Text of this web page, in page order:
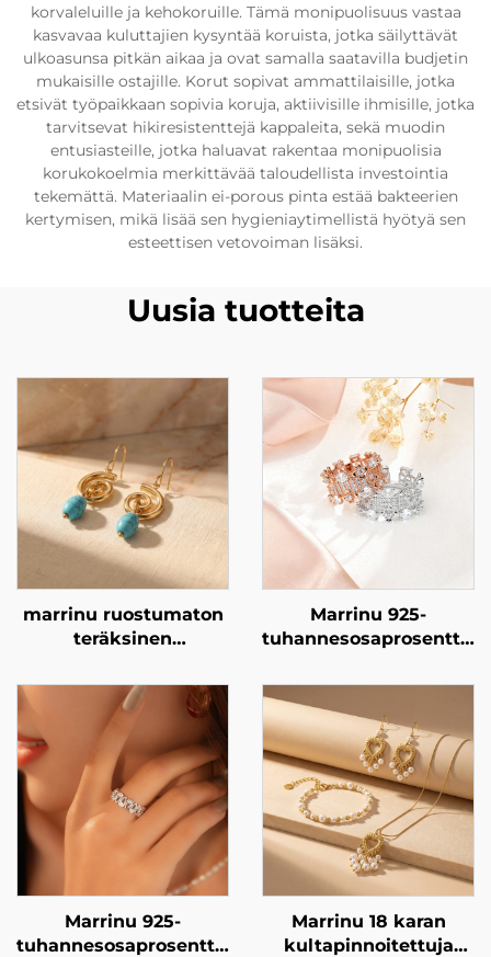
korvaleluille ja kehokoruille. Tämä monipuolisuus vastaa
kasvavaa kuluttajien kysyntää koruista, jotka säilyttävät
ulkoasunsa pitkän aikaa ja ovat samalla saatavilla budjetin
mukaisille ostajille. Korut sopivat ammattilaisille, jotka
etsivät työpaikkaan sopivia koruja, aktiivisille ihmisille, jotka
tarvitsevat hikiresistenttejä kappaleita, sekä muodin
entusiasteille, jotka haluavat rakentaa monipuolisia
korukokoelmia merkittävää taloudellista investointia
tekemättä. Materiaalin ei-porous pinta estää bakteerien
kertymisen, mikä lisää sen hygieniaytimellistä hyötyä sen
esteettisen vetovoiman lisäksi.
Uusia tuotteita
marrinu ruostumaton
teräksinen
spiraalinen turkoosi
korvakoru BXG-02
Marrinu 925-
kiiltävä
tsirkoniaseteltu
säädettävä sormus
Marrinu 925-
tuhannesosaprosenttista
Marrinu 18 karan
kultapinnoitettuja